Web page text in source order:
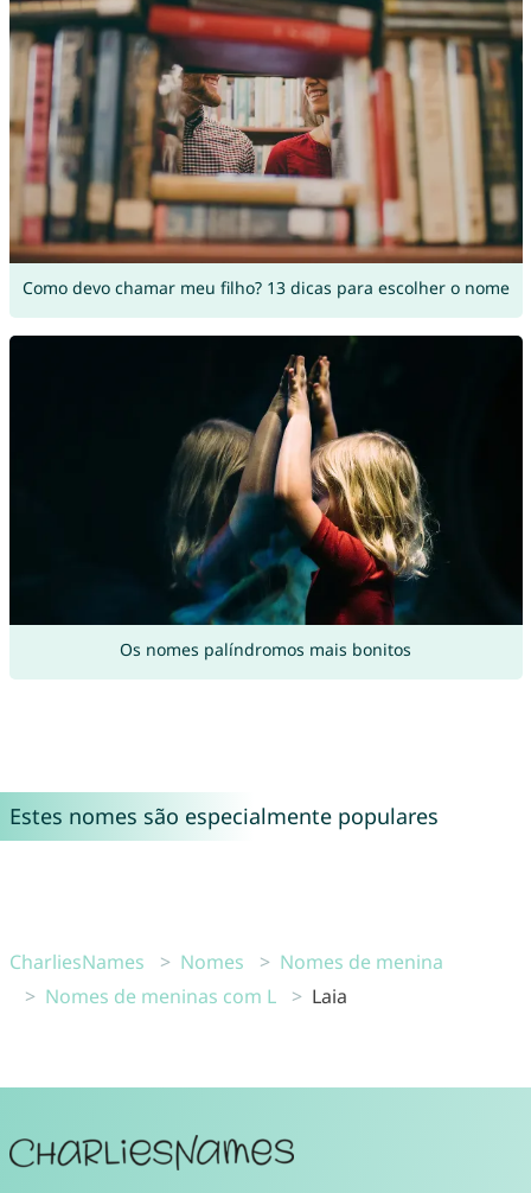
Como devo chamar meu filho? 13 dicas para escolher o nome
Os nomes palíndromos mais bonitos
Estes nomes são especialmente populares
CharliesNames Nomes
Nomes de menina
Nomes de meninas com L
Laia